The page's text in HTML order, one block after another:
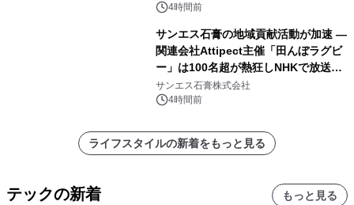
4時間前
サンエス石膏の地域貢献活動が加速 ―
関連会社Attipect主催「田んぼラグビ
ー」は100名超が熱狂しNHKで放送さ
れました。
サンエス石膏株式会社
4時間前
ライフスタイルの新着をもっと見る
テックの新着 もっと見る